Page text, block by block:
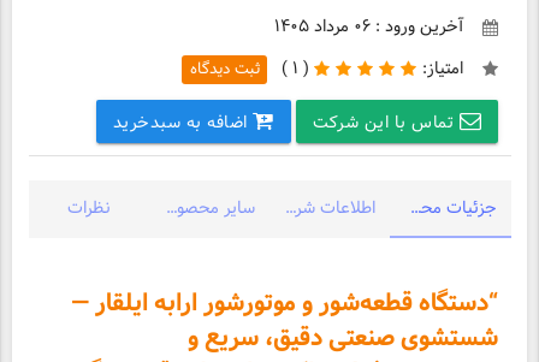
آخرین ورود : ۰۶ مرداد ۱۴۰۵
امتیاز:
( ۱ ) ثبت دیدگاه
تماس با این شرکت اضافه به سبدخرید
جزئیات محصول اطلاعات شرکت سایر محصولات شرکت نظرات
“دستگاه قطعه‌شور و موتور‌شور ارابه ایلقار —
شستشوی صنعتی دقیق، سریع و